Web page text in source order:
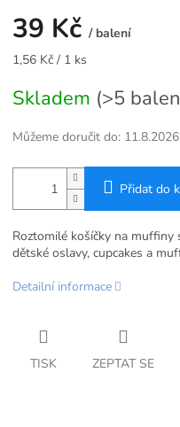
39 Kč / balení
Měrná
1,56 Kč / 1 ks
Skladem (>5
Můžeme doručit do: 11.8.2026
Přidat do
Roztomilé košíčky na muffiny
dětské oslavy, cupcakes a
Detailní informace
TISK ZEPTAT SE